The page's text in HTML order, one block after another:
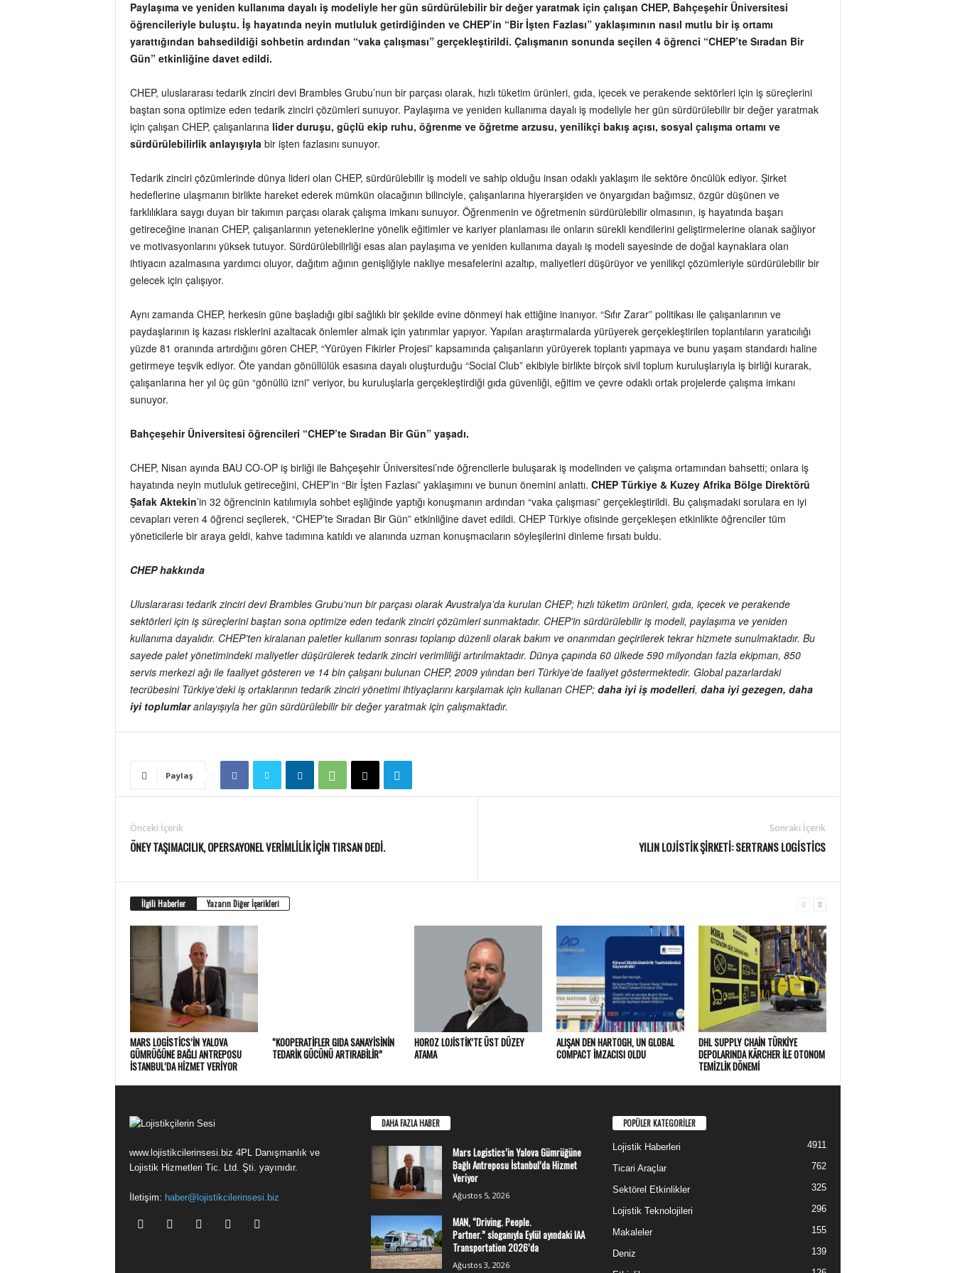
Paylaşıma ve yeniden kullanıma dayalı iş modeliyle her gün sürdürülebilir bir değer yaratmak için çalışan CHEP, Bahçeşehir Üniversitesi
öğrencileriyle buluştu. İş hayatında neyin mutluluk getirdiğinden ve CHEP’in “Bir İşten Fazlası” yaklaşımının nasıl mutlu bir iş ortamı
yarattığından bahsedildiği sohbetin ardından “vaka çalışması” gerçekleştirildi. Çalışmanın sonunda seçilen 4 öğrenci “CHEP’te Sıradan Bir
Gün” etkinliğine davet edildi.
CHEP, uluslararası tedarik zinciri devi Brambles Grubu’nun bir parçası olarak, hızlı tüketim ürünleri, gıda, içecek ve perakende sektörleri için iş süreçlerini
baştan sona optimize eden tedarik zinciri çözümleri sunuyor. Paylaşıma ve yeniden kullanıma dayalı iş modeliyle her gün sürdürülebilir bir değer yaratmak
için çalışan CHEP, çalışanlarına lider duruşu, güçlü ekip ruhu, öğrenme ve öğretme arzusu, yenilikçi bakış açısı, sosyal çalışma ortamı ve
sürdürülebilirlik anlayışıylabir işten fazlasını sunuyor.
Tedarik zinciri çözümlerinde dünya lideri olan CHEP, sürdürülebilir iş modeli ve sahip olduğu insan odaklı yaklaşım ile sektöre öncülük ediyor. Şirket
hedeflerine ulaşmanın birlikte hareket ederek mümkün olacağının bilinciyle, çalışanlarına hiyerarşiden ve önyargıdan bağımsız, özgür düşünen ve
farklılıklara saygı duyan bir takımın parçası olarak çalışma imkanı sunuyor. Öğrenmenin ve öğretmenin sürdürülebilir olmasının, iş hayatında başarı
getireceğine inanan CHEP, çalışanlarının yeteneklerine yönelik eğitimler ve kariyer planlaması ile onların sürekli kendilerini geliştirmelerine olanak sağlıyor
ve motivasyonlarını yüksek tutuyor. Sürdürülebilirliği esas alan paylaşıma ve yeniden kullanıma dayalı iş modeli sayesinde de doğal kaynaklara olan
ihtiyacın azalmasına yardımcı oluyor, dağıtım ağının genişliğiyle nakliye mesafelerini azaltıp, maliyetleri düşürüyor ve yenilikçi çözümleriyle sürdürülebilir bir
gelecek için çalışıyor.
Aynı zamanda CHEP, herkesin güne başladığı gibi sağlıklı bir şekilde evine dönmeyi hak ettiğine inanıyor. “Sıfır Zarar” politikası ile çalışanlarının ve
paydaşlarının iş kazası risklerini azaltacak önlemler almak için yatırımlar yapıyor. Yapılan araştırmalarda yürüyerek gerçekleştirilen toplantıların yaratıcılığı
yüzde 81 oranında artırdığını gören CHEP, “Yürüyen Fikirler Projesi” kapsamında çalışanların yürüyerek toplantı yapmaya ve bunu yaşam standardı haline
getirmeye teşvik ediyor. Öte yandan gönüllülük esasına dayalı oluşturduğu “Social Club” ekibiyle birlikte birçok sivil toplum kuruluşlarıyla iş birliği kurarak,
çalışanlarına her yıl üç gün “gönüllü izni” veriyor, bu kuruluşlarla gerçekleştirdiği gıda güvenliği, eğitim ve çevre odaklı ortak projelerde çalışma imkanı
sunuyor.
Bahçeşehir Üniversitesi öğrencileri “CHEP’te Sıradan Bir Gün” yaşadı.
CHEP, Nisan ayında BAU CO-OP iş birliği ile Bahçeşehir Üniversitesi’nde öğrencilerle buluşarak iş modelinden ve çalışma ortamından bahsetti; onlara iş
hayatında neyin mutluluk getireceğini, CHEP’in “Bir İşten Fazlası” yaklaşımını ve bunun önemini anlattı. CHEP Türkiye & Kuzey Afrika Bölge Direktörü
Şafak Aktekin’in 32 öğrencinin katılımıyla sohbet eşliğinde yaptığı konuşmanın ardından “vaka çalışması” gerçekleştirildi. Bu çalışmadaki sorulara en iyi
cevapları veren 4 öğrenci seçilerek, “CHEP’te Sıradan Bir Gün” etkinliğine davet edildi. CHEP Türkiye ofisinde gerçekleşen etkinlikte öğrenciler tüm
yöneticilerle bir araya geldi, kahve tadımına katıldı ve alanında uzman konuşmacıların söyleşilerini dinleme fırsatı buldu.
CHEP hakkında
Uluslararası tedarik zinciri devi Brambles Grubu’nun bir parçası olarak Avustralya’da kurulan CHEP; hızlı tüketim ürünleri, gıda, içecek ve perakende
sektörleri için iş süreçlerini baştan sona optimize eden tedarik zinciri çözümleri sunmaktadır. CHEP’in sürdürülebilir iş modeli, paylaşıma ve yeniden
kullanıma dayalıdır. CHEP’ten kiralanan paletler kullanım sonrası toplanıp düzenli olarak bakım ve onarımdan geçirilerek tekrar hizmete sunulmaktadır. Bu
sayede palet yönetimindeki maliyetler düşürülerek tedarik zinciri verimliliği artırılmaktadır. Dünya çapında 60 ülkede 590 milyondan fazla ekipman, 850
servis merkezi ağı ile faaliyet gösteren ve 14 bin çalışanı bulunan CHEP, 2009 yılından beri Türkiye’de faaliyet göstermektedir. Global pazarlardaki
tecrübesini Türkiye’deki iş ortaklarının tedarik zinciri yönetimi ihtiyaçlarını karşılamak için kullanan CHEP; daha iyi iş modelleri, daha iyi gezegen, daha
iyi toplumlaranlayışıyla her gün sürdürülebilir bir değer yaratmak için çalışmaktadır.
Paylaş
Önceki İçerik
ÖNEY TAŞIMACILIK, OPERSAYONEL VERİMLİLİK İÇİN TIRSAN DEDİ.
Sonraki İçerik
YILIN LOJISTIK ŞIRKETI: SERTRANS LOGISTICS
İlgili Haberler Yazarın Diğer İçerikleri
MARS LOGISTICS’IN YALOVA
GÜMRÜĞÜNE BAĞLI ANTREPOSU
İSTANBUL’DA HIZMET VERIYOR
“KOOPERATIFLER GIDA SANAYISININ
TEDARIK GÜCÜNÜ ARTIRABILIR”
HOROZ LOJISTIK’TE ÜST DÜZEY
ATAMA
ALIŞAN DEN HARTOGH, UN GLOBAL
COMPACT İMZACISI OLDU
DHL SUPPLY CHAIN TÜRKIYE
DEPOLARINDA KÄRCHER ILE OTONOM
TEMIZLIK DÖNEMI
www.lojistikcilerinsesi.biz 4PL Danışmanlık ve
Lojistik Hizmetleri Tic. Ltd. Şti. yayınıdır.
İletişim: haber@lojistikcilerinsesi.biz
DAHA FAZLA HABER
Mars Logistics’in Yalova Gümrüğüne
Bağlı Antreposu İstanbul’da Hizmet
Veriyor
Ağustos 5, 2026
MAN, “Driving. People.
Partner.” sloganıyla Eylül ayındaki IAA
Transportation 2026’da
Ağustos 3, 2026
POPÜLER KATEGORİLER
Lojistik Haberleri 4911
Ticari Araçlar 762
Sektörel Etkinlikler 325
Lojistik Teknolojileri 296
Makaleler 155
Deniz 139